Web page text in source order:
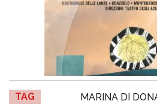
TAG
MARINA DI